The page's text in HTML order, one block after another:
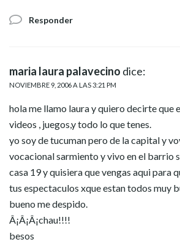
Responder
maria laura palavecino dice:
NOVIEMBRE 9, 2006 A LAS 3:21 PM
hola me llamo laura y quiero decirte que
videos , juegos,y todo lo que tenes.
yo soy de tucuman pero de la capital y
vocacional sarmiento y vivo en el barrio
casa 19 y quisiera que vengas aqui para
tus espectaculos xque estan todos muy
bueno me despido.
Â¡Â¡Â¡chau!!!!
besos